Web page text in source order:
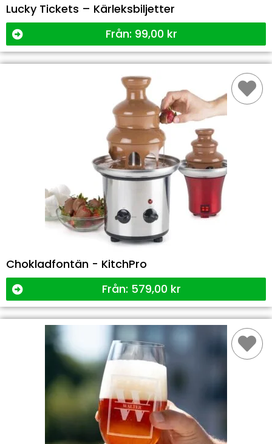
Lucky Tickets – Kärleksbiljetter
Från: 99,00 kr
Chokladfontän - KitchPro
Från: 579,00 kr